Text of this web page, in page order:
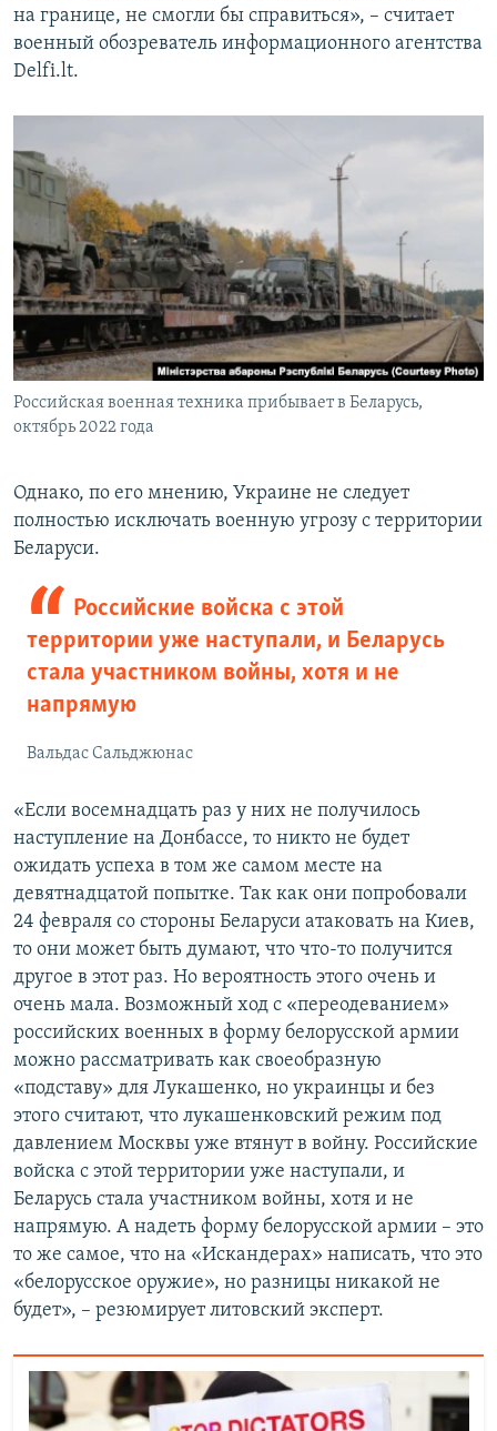
на границе, не смогли бы справиться», – считает
военный обозреватель информационного агентства
Delfi.lt.
Российская военная техника прибывает в Беларусь,
октябрь 2022 года
Однако, по его мнению, Украине не следует
полностью исключать военную угрозу с территории
Беларуси.
Российские войска с этой
территории уже наступали, и Беларусь
стала участником войны, хотя и не
напрямую
Вальдас Сальджюнас
«Если восемнадцать раз у них не получилось
наступление на Донбассе, то никто не будет
ожидать успеха в том же самом месте на
девятнадцатой попытке. Так как они попробовали
24 февраля со стороны Беларуси атаковать на Киев,
то они может быть думают, что что-то получится
другое в этот раз. Но вероятность этого очень и
очень мала. Возможный ход с «переодеванием»
российских военных в форму белорусской армии
можно рассматривать как своеобразную
«подставу» для Лукашенко, но украинцы и без
этого считают, что лукашенковский режим под
давлением Москвы уже втянут в войну. Российские
войска с этой территории уже наступали, и
Беларусь стала участником войны, хотя и не
напрямую. А надеть форму белорусской армии – это
то же самое, что на «Искандерах» написать, что это
«белорусское оружие», но разницы никакой не
будет», – резюмирует литовский эксперт.